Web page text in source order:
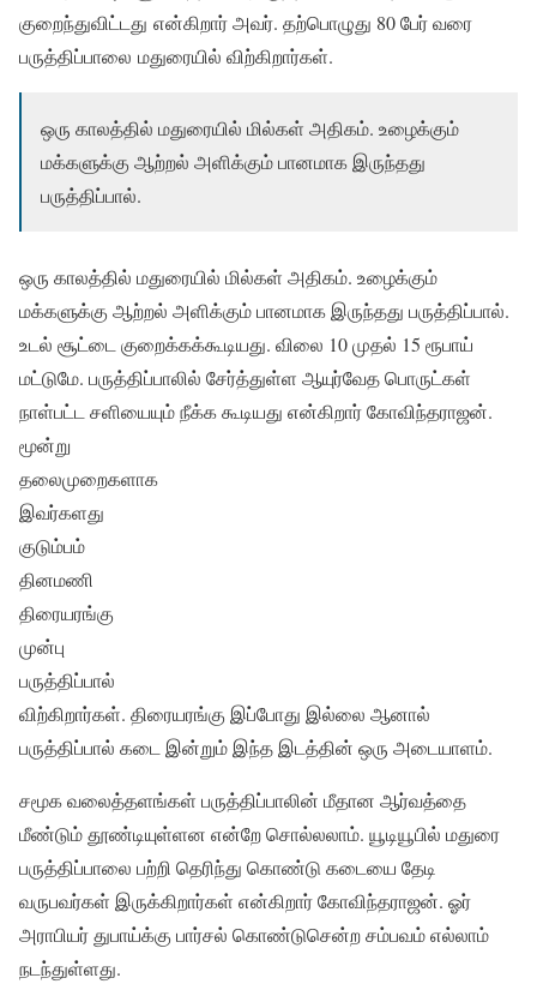
குறைந்துவிட்டது என்கிறார் அவர். தற்பொழுது 80 பேர் வரை
பருத்திப்பாலை மதுரையில் விற்கிறார்கள்.
ஒரு காலத்தில் மதுரையில் மில்கள் அதிகம். உழைக்கும்
மக்களுக்கு ஆற்றல் அளிக்கும் பானமாக இருந்தது
பருத்திப்பால்.
ஒரு காலத்தில் மதுரையில் மில்கள் அதிகம். உழைக்கும்
மக்களுக்கு ஆற்றல் அளிக்கும் பானமாக இருந்தது பருத்திப்பால்.
உடல் சூட்டை குறைக்கக்கூடியது. விலை 10 முதல் 15 ரூபாய்
மட்டுமே. பருத்திப்பாலில் சேர்த்துள்ள ஆயுர்வேத பொருட்கள்
நாள்பட்ட சளியையும் நீக்க கூடியது என்கிறார்கோவிந்தராஜன்.
மூன்று
தலைமுறைகளாக
இவர்களது
குடும்பம்
தினமணி
திரையரங்கு
முன்பு
பருத்திப்பால்
விற்கிறார்கள். திரையரங்கு இப்போது இல்லை ஆனால்
பருத்திப்பால் கடை இன்றும் இந்த இடத்தின் ஒரு அடையாளம்.
சமூக வலைத்தளங்கள் பருத்திப்பாலின் மீதான ஆர்வத்தை
மீண்டும் தூண்டியுள்ளன என்றே சொல்லலாம். யூடியூபில் மதுரை
பருத்திப்பாலை பற்றி தெரிந்து கொண்டு கடையை தேடி
வருபவர்கள் இருக்கிறார்கள் என்கிறார் கோவிந்தராஜன். ஓர்
அராபியர் துபாய்க்கு பார்சல் கொண்டுசென்ற சம்பவம் எல்லாம்
நடந்துள்ளது.